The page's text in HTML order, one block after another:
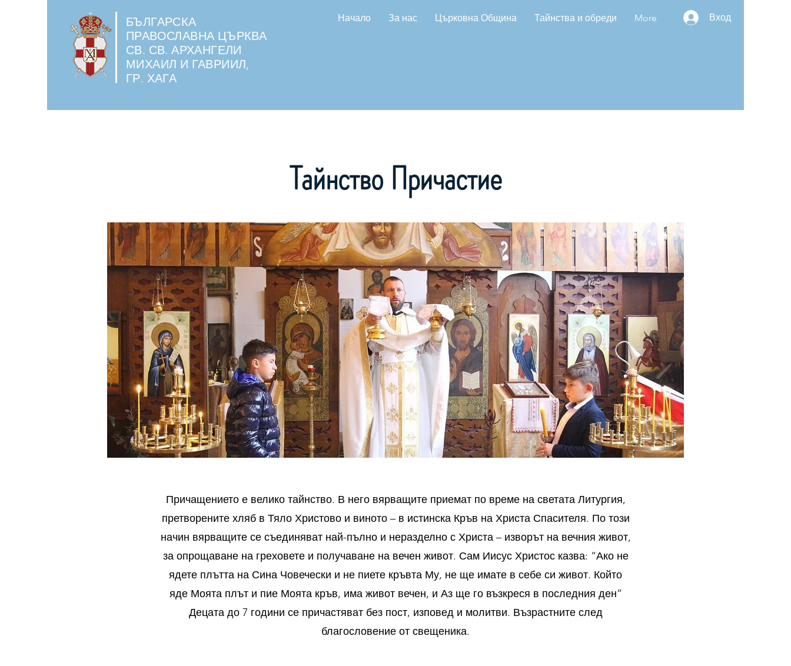
БЪЛГАРСКА
ПРАВОСЛАВНА ЦЪРКВА
СВ. СВ. АРХАНГЕЛИ
МИХАИЛ И ГАВРИИЛ,
ГР. ХАГА
Начало За нас Църковна Община Тайнства и обреди More Вход
Тайнство Причастие
Причащението е велико тайнство. В него вярващите приемат по време на светата Литургия,
претворените хляб в Тяло Христово и виното – в истинска Кръв на Христа Спасителя. По този
начин вярващите се съединяват най-пълно и неразделно с Христа – изворът на вечния живот,
за опрощаване на греховете и получаване на вечен живот. Сам Иисус Христос казва: “Ако не
ядете плътта на Сина Човечески и не пиете кръвта Му, не ще имате в себе си живот. Който
яде Моята плът и пие Моята кръв, има живот вечен, и Аз ще го възкреся в последния ден”
Децата до 7 години се причастяват без пост, изповед и молитви. Възрастните след
благословение от свещеника.